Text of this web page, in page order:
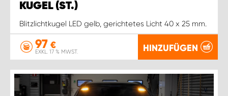
KUGEL (ST.)
Blitzlichtkugel LED gelb, gerichtetes Licht 40 x 25 mm.
97 €
EXKL. 17 % MWST. HINZUFÜGEN